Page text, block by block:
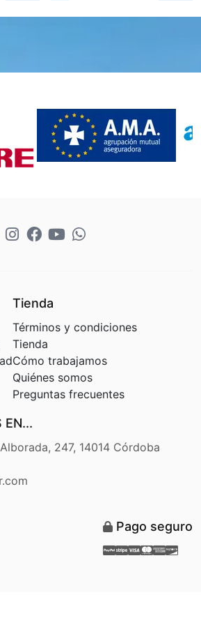
Tienda
Términos y condiciones
Tienda
Cómo trabajamos
Quiénes somos
Preguntas frecuentes
EN...
247, 14014 Córdoba
Pago seguro
Paypal
Stripe
Visa